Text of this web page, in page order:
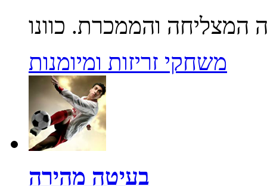
משחקי זריזות ומיומנות
בעיטה מהירה